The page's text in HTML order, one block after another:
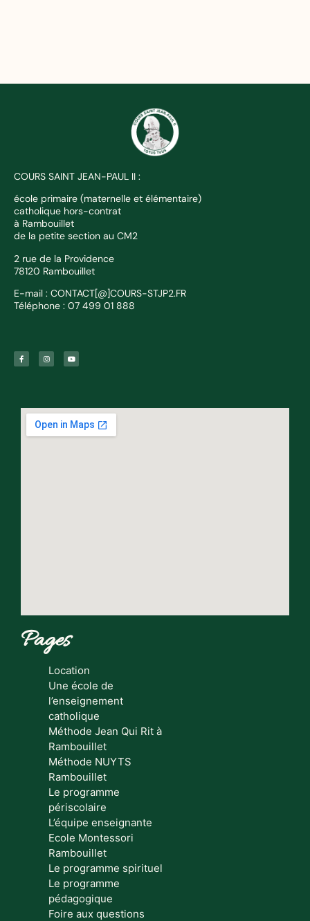
COURS SAINT JEAN-PAUL II :
école primaire (maternelle et élémentaire)
catholique hors-contrat
à Rambouillet
de la petite section au CM2
2 rue de la Providence
78120 Rambouillet
E-mail : CONTACT[@]COURS-STJP2.FR
Téléphone : 07 499 01 888
Pages
Location
Une école de
l’enseignement
catholique
Méthode Jean Qui Rit à
Rambouillet
Méthode NUYTS
Rambouillet
Le programme
périscolaire
L’équipe enseignante
Ecole Montessori
Rambouillet
Le programme spirituel
Le programme
pédagogique
Foire aux questions